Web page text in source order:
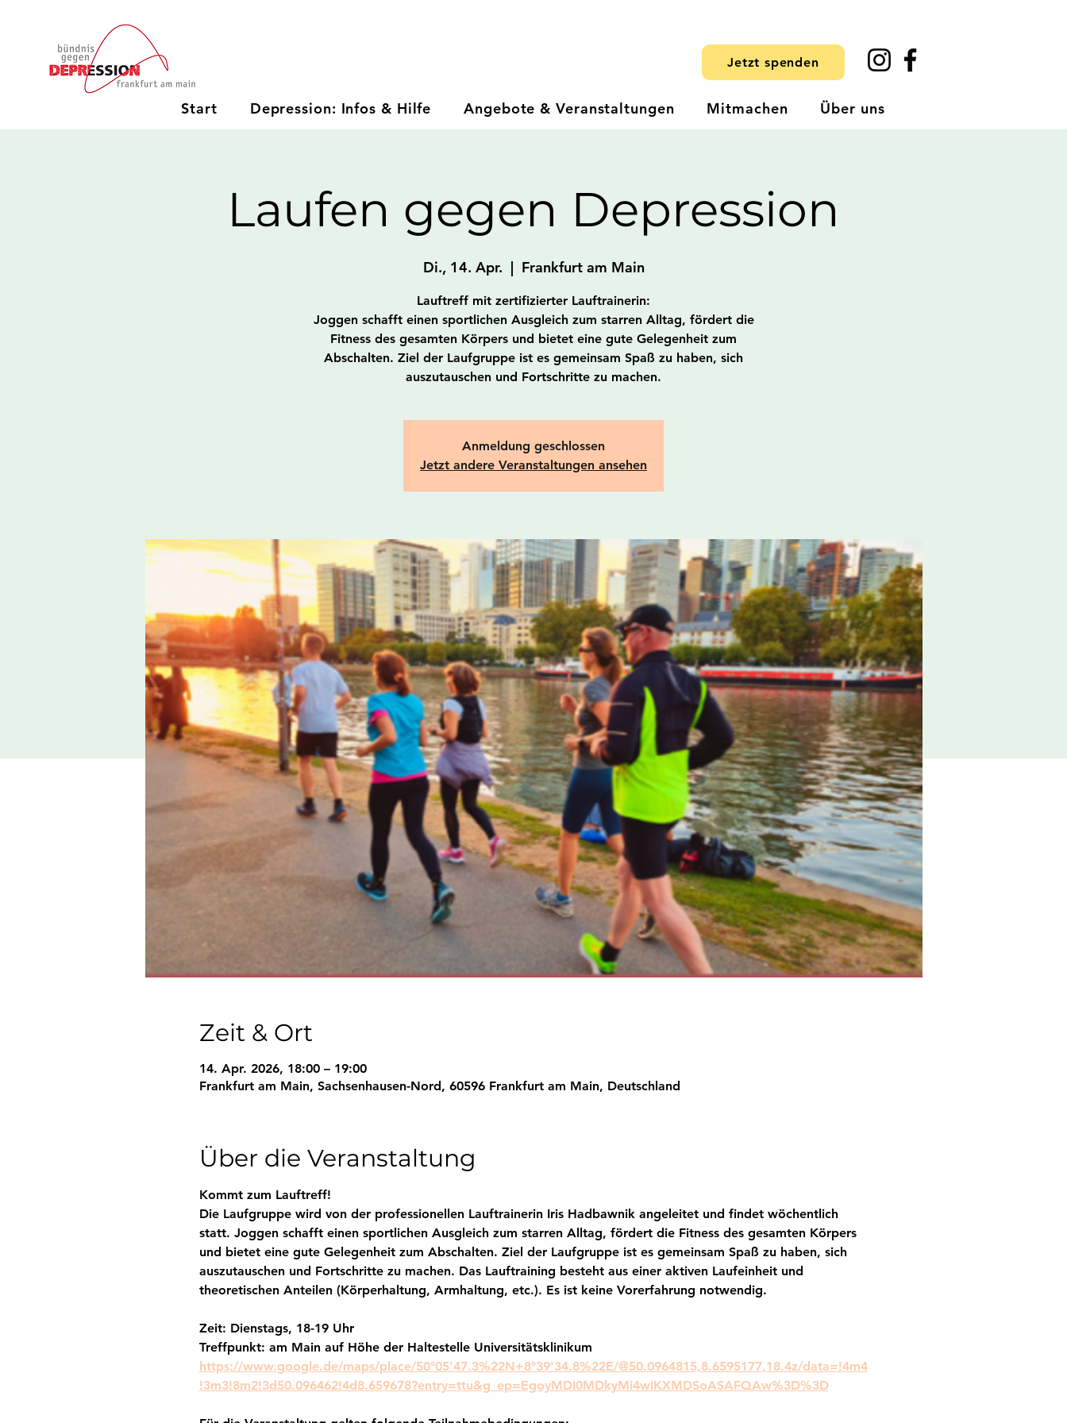
Jetzt spenden
Start Depression: Infos & Hilfe Angebote & Veranstaltungen Mitmachen Über uns
Laufen gegen Depression
Di., 14. Apr.
  |
Frankfurt am Main
Lauftreff mit zertifizierter Lauftrainerin:
Joggen schafft einen sportlichen Ausgleich zum starren Alltag, fördert die
Fitness des gesamten Körpers und bietet eine gute Gelegenheit zum
Abschalten. Ziel der Laufgruppe ist es gemeinsam Spaß zu haben, sich
auszutauschen und Fortschritte zu machen.
Anmeldung geschlossen
Jetzt andere Veranstaltungen ansehen
Zeit & Ort
14. Apr. 2026, 18:00 – 19:00
Frankfurt am Main, Sachsenhausen-Nord, 60596 Frankfurt am Main, Deutschland
Über die Veranstaltung
Kommt zum Lauftreff!
Die Laufgruppe wird von der professionellen Lauftrainerin Iris Hadbawnik angeleitet und findet wöchentlich
statt. Joggen schafft einen sportlichen Ausgleich zum starren Alltag, fördert die Fitness des gesamten Körpers
und bietet eine gute Gelegenheit zum Abschalten. Ziel der Laufgruppe ist es gemeinsam Spaß zu haben, sich
auszutauschen und Fortschritte zu machen. Das Lauftraining besteht aus einer aktiven Laufeinheit und
theoretischen Anteilen (Körperhaltung, Armhaltung, etc.). Es ist keine Vorerfahrung notwendig.
Zeit: Dienstags, 18-19 Uhr
Treffpunkt: am Main auf Höhe der Haltestelle Universitätsklinikum
https://www.google.de/maps/place/50°05'47.3%22N+8°39'34.8%22E/@50.0964815,8.6595177,18.4z/data=!4m4
!3m3!8m2!3d50.096462!4d8.659678?entry=ttu&g_ep=EgoyMDI0MDkyMi4wIKXMDSoASAFQAw%3D%3D